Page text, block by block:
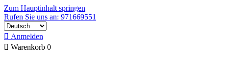
Zum Hauptinhalt springen
Rufen Sie uns an: 971669551
 Anmelden
 Warenkorb 0